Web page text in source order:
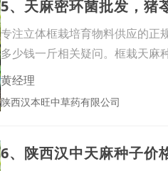
5、天麻密环菌批发，猪
专注立体框栽培育物料供应的正
多少钱一斤相关疑问。框栽天麻
生能
黄经理
陕西汉本旺中草药有限公司
6、陕西汉中天麻种子价